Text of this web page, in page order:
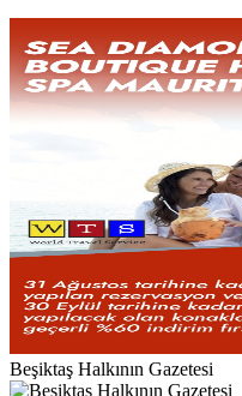
Beşiktaş Halkının Gazetesi